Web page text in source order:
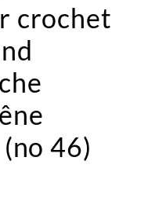
crochet
46)